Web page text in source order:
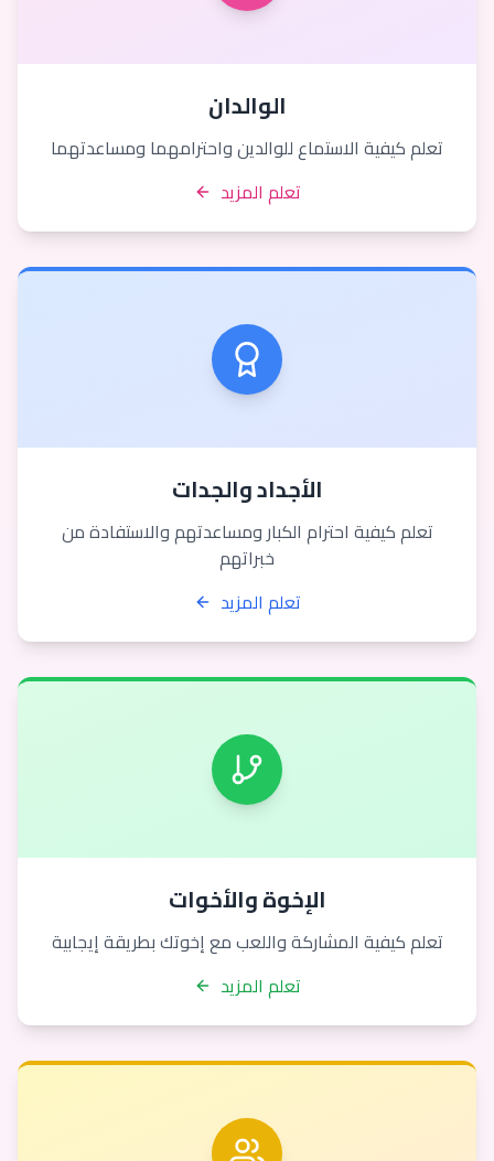
الوالدان
تعلم كيفية الاستماع للوالدين واحترامهما ومساعدتهما
تعلم المزيد
الأجداد والجدات
تعلم كيفية احترام الكبار ومساعدتهم والاستفادة من
خبراتهم
تعلم المزيد
الإخوة والأخوات
تعلم كيفية المشاركة واللعب مع إخوتك بطريقة إيجابية
تعلم المزيد